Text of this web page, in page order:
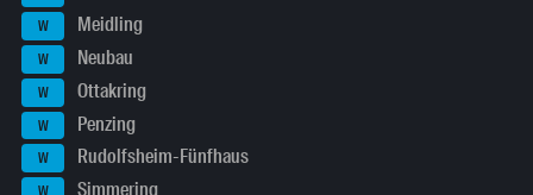
W Meidling
W Neubau
W Ottakring
W Penzing
W Rudolfsheim-Fünfhaus